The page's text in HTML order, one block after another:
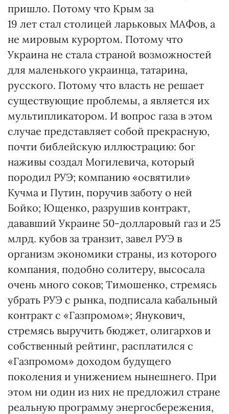
пришло. Потому что Крым за
19 лет стал столицей ларьковых МАФов, а
не мировым курортом. Потому что
Украина не стала страной возможностей
для маленького украинца, татарина,
русского. Потому что власть не решает
существующие проблемы, а является их
мультипликатором. И вопрос газа в этом
случае представляет собой прекрасную,
почти библейскую иллюстрацию: бог
наживы создал Могилевича, который
породил РУЭ; компанию «освятили»
Кучма и Путин, поручив заботу о ней
Бойко; Ющенко, разрушив контракт,
дававший Украине 50-долларовый газ и 25
млрд. кубов за транзит, завел РУЭ в
организм экономики страны, из которого
компания, подобно солитеру, высосала
очень много соков; Тимошенко, стремясь
убрать РУЭ с рынка, подписала кабальный
контракт с «Газпромом»; Янукович,
стремясь выручить бюджет, олигархов и
собственный рейтинг, расплатился с
«Газпромом» доходом будущего
поколения и унижением нынешнего. При
этом ни один из них не предложил стране
реальную программу энергосбережения,